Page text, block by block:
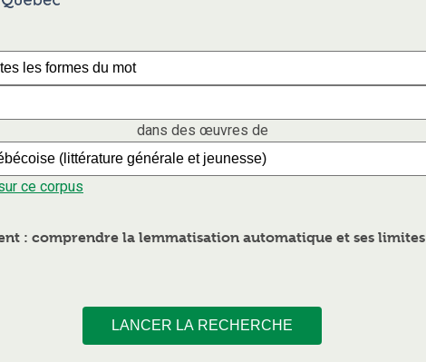
dans des œuvres de
ce corpus
: comprendre la lemmatisation automatique et ses limites
LANCER LA RECHERCHE